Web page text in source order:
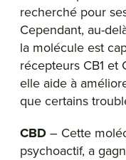
recherché pour
Cependant, au-
la molécule est
récepteurs CB1 et
elle aide à
que certains
CBD – Cette
psychoactif, a